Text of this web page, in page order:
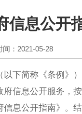
信息公开
间：2021-05-28
下简称《条例》
信息公开服务，
息公开指南》。